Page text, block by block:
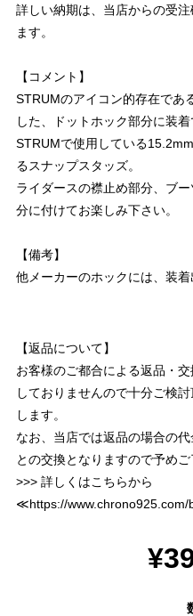
詳しい納期は、当店からの受
ます。
【コメント】
STRUMのアイコン的存在であ
した、ドットホック部分に装着
STRUMで使用している
るスナップスタッズ。
ライダースの襟止め部分、ブ
分に付けてお楽しみ下さい。
【備考】
他メーカーのホックには、装着
【返品について】
お客様のご都合による返品・
しておりませんので十分ご検
します。
なお、当店では返品の場合の
との交換となりますので予めご
>>> 詳しくはこちらから
≪https://